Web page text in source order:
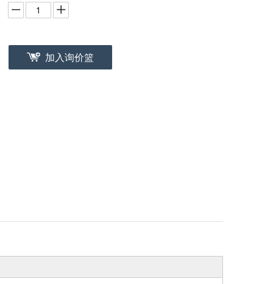
加入询价篮